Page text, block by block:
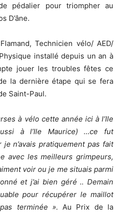
pédalier pour triompher au
D’âne.
Technicien vélo/ AED/
installé depuis un an à
jouer les troubles fêtes ce
la dernière étape qui se fera
Saint-Paul.
à vélo cette année ici à l’Ile
à l’Ile Maurice) …ce fut
n’avais pratiquement pas fait
avec les meilleurs grimpeurs,
voir ou je me situais parmi
et j’ai bien géré .. Demain
pour récupérer le maillot
terminée ». Au Prix de la